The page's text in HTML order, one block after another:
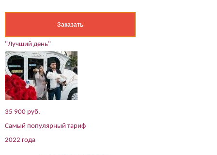
Заказать
"Лучший день"
35 900 руб.
Самый популярный тариф
2022 года